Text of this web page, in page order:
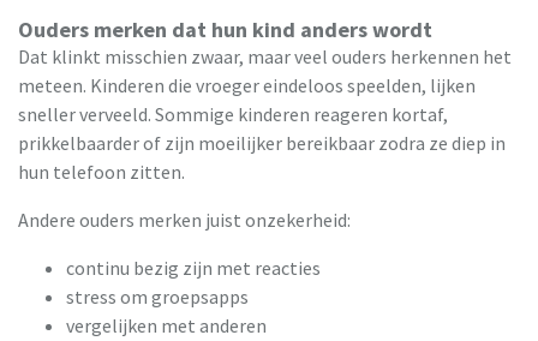
Ouders merken dat hun kind anders wordt
Dat klinkt misschien zwaar, maar veel ouders herkennen het
meteen. Kinderen die vroeger eindeloos speelden, lijken
sneller verveeld. Sommige kinderen reageren kortaf,
prikkelbaarder of zijn moeilijker bereikbaar zodra ze diep in
hun telefoon zitten.
Andere ouders merken juist onzekerheid:
continu bezig zijn met reacties
stress om groepsapps
vergelijken met anderen